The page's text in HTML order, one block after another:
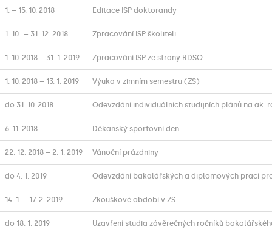
1. – 15. 10. 2018 Editace ISP doktorandy
1. 10. – 31. 12. 2018 Zpracování ISP školiteli
1. 10. 2018 – 31. 1. 2019 Zpracování ISP ze strany RDSO
1. 10. 2018 – 13. 1. 2019 Výuka v zimním semestru (ZS)
do 31. 10. 2018 Odevzdání individuálních studijních plánů na ak.
6. 11. 2018 Děkanský sportovní den
22. 12. 2018 – 2. 1. 2019 Vánoční prázdniny
do 4. 1. 2019 Odevzdání bakalářských a diplomových prací
14. 1. – 17. 2. 2019 Zkouškové období v ZS
do 18. 1. 2019 Uzavření studia závěrečných ročníků